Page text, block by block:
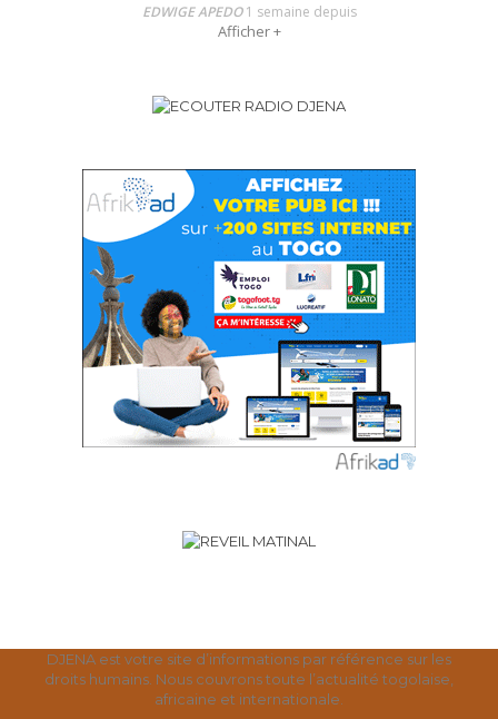
EDWIGE APEDO1 semaine depuis
Afficher +
DJENA est votre site d’informations par référence sur les
droits humains. Nous couvrons toute l’actualité togolaise,
africaine et internationale.